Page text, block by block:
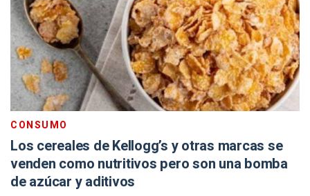
CONSUMO
Los cereales de Kellogg’s y otras marcas se
venden como nutritivos pero son una bomba
de azúcar y aditivos